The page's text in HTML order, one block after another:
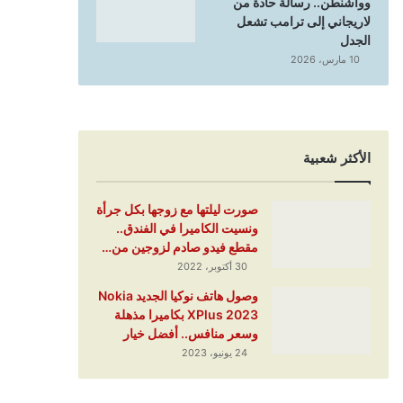
لاريجاني إلى ترامب تشعل
الجدل
10 مارس، 2026
الأكثر شعبية
صورت ليلتها مع زوجها بكل جرأة
ونسيت الكاميرا في الفندق..
مقطع فيدو صادم لزوجين من…
30 أكتوبر، 2022
وصول هاتف نوكيا الجديد Nokia
XPlus 2023 بكاميرا مذهلة
وسعر منافس.. أفضل خيار
24 يونيو، 2023